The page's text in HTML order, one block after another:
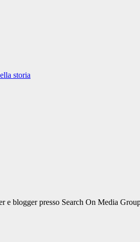
storia
e blogger presso Search On Media